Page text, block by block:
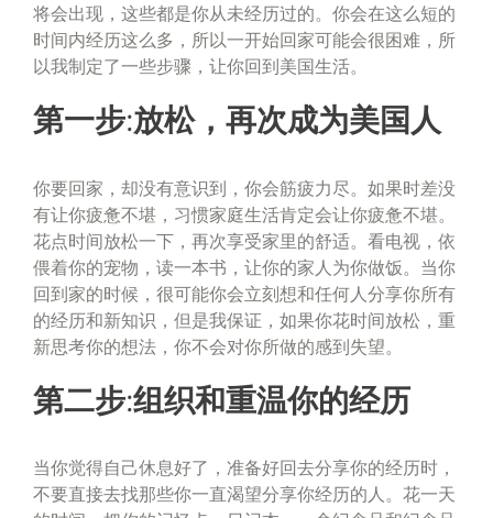
将会出现，这些都是你从未经历过的。你会在这么短的
时间内经历这么多，所以一开始回家可能会很困难，所
以我制定了一些步骤，让你回到美国生活。
第一步:放松，再次成为美国人
你要回家，却没有意识到，你会筋疲力尽。如果时差没
有让你疲惫不堪，习惯家庭生活肯定会让你疲惫不堪。
花点时间放松一下，再次享受家里的舒适。看电视，依
偎着你的宠物，读一本书，让你的家人为你做饭。当你
回到家的时候，很可能你会立刻想和任何人分享你所有
的经历和新知识，但是我保证，如果你花时间放松，重
新思考你的想法，你不会对你所做的感到失望。
第二步:组织和重温你的经历
当你觉得自己休息好了，准备好回去分享你的经历时，
不要直接去找那些你一直渴望分享你经历的人。花一天